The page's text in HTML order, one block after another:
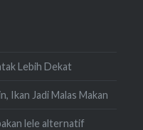
Lebih Dekat
Ikan Jadi Malas Makan
lele alternatif